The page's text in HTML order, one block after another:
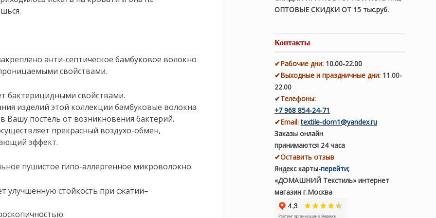
анти-септическое бамбуковое волокно
свойствами.
бактерицидными свойствами.
изделий этой коллекции бамбуковые волокна
Вашу постель от возникновения бактерий.
прекрасный воздухо-обмен,
эффект.
пушистое гипо-аллергенное микроволокно.
улучшенную стойкость при сжатии–
ОПТОВЫЕ СКИДКИ ОТ 15 тыс.руб.
Контакты
✔Рабочие дни: 10.00-22.00
✔Выходные и праздничные дни:11.00-
22.00
✔Телефоны:
+7 968 854-24-71
✔Email: textile-dom1@yandex.ru
Заказы онлайн
принимаются 24 часа
✔Оставить отзыв
Яндекс карты-перейти;
«ДОМАШНИЙ Текстиль» интернет
магазин г.Москва